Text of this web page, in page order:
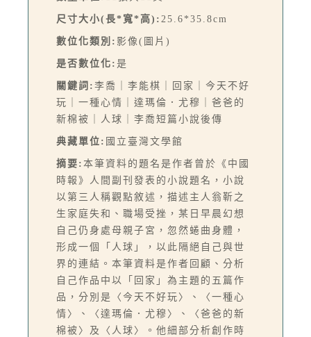
尺寸大小(長*寬*高): 25.6*35.8cm
數位化類別: 影像(圖片)
是否數位化: 是
關鍵詞: 李喬｜李能棋｜回家｜今天不好
玩｜一種心情｜達瑪倫．尤穆｜爸爸的
新棉被｜人球｜李喬短篇小說後傳
典藏單位: 國立臺灣文學館
摘要: 本筆資料的題名是作者曾於《中國
時報》人間副刊發表的小說題名，小說
以第三人稱觀點敘述，描述主人翁靳之
生家庭失和、職場受挫，某日早晨幻想
自己仍身處母親子宮，忽然蜷曲身體，
形成一個「人球」，以此隔絕自己與世
界的連結。本筆資料是作者回顧、分析
自己作品中以「回家」為主題的五篇作
品，分別是〈今天不好玩〉、〈一種心
情〉、〈達瑪倫．尤穆〉、〈爸爸的新
棉被〉及〈人球〉。他細部分析創作時